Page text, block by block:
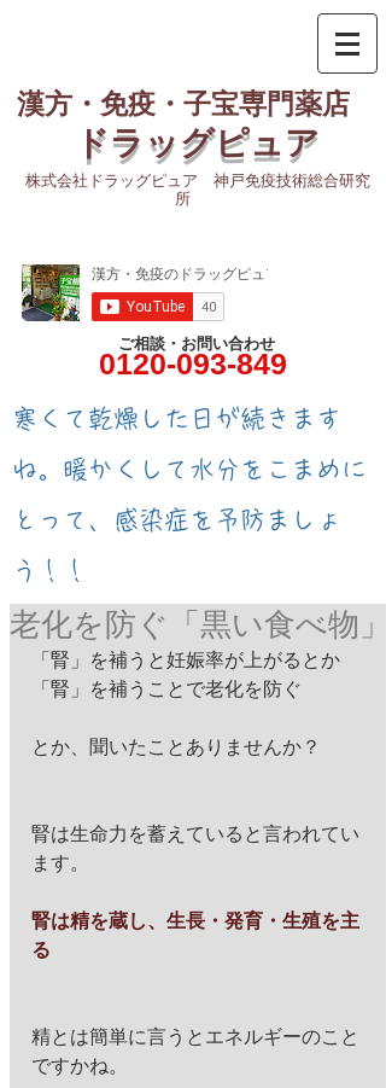
漢方・免疫・子宝専門薬店
ドラッグピュア
株式会社ドラッグピュア 神戸免疫技術総合研究
所
ご相談・お問い合わせ
0120-093-849
​寒くて乾燥した日が続きます
ね。暖かくして水分をこまめに
とって、感染症を予防ましょ
う！！
老化を防ぐ「黒い食べ物」
「腎」を補うと妊娠率が上がるとか
「腎」を補うことで老化を防ぐ
とか、聞いたことありませんか？
腎は生命力を蓄えていると言われてい
ます。
腎は精を蔵し、生長・発育・生殖を主
る
精とは簡単に言うとエネルギーのこと
ですかね。